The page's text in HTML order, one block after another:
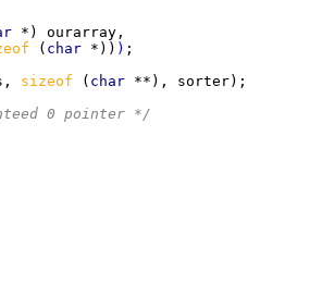
( char *)) )
sizeof ( char
0 pointer */